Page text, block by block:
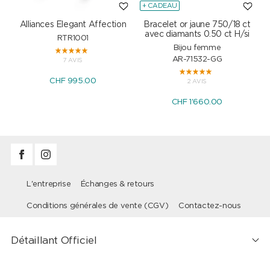
Alliances Elegant Affection
RTR1001
7 AVIS
CHF 995.00
+ CADEAU
Bracelet or jaune 750/18 ct
avec diamants 0.50 ct H/si
Bijou femme
AR-71532-GG
2 AVIS
CHF 1'660.00
L'entreprise Échanges & retours
Conditions générales de vente (CGV) Contactez-nous
Détaillant Officiel